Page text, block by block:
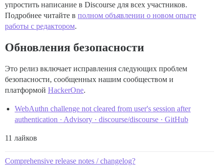
упростить написание в Discourse для всех участников.
Подробнее читайте в полном объявлении о новом опыте
работы с редактором.
Обновления безопасности
Это релиз включает исправления следующих проблем
безопасности, сообщенных нашим сообществом и
платформой HackerOne.
WebAuthn challenge not cleared from user's session after
authentication · Advisory · discourse/discourse · GitHub
11 лайков
Comprehensive release notes / changelog?